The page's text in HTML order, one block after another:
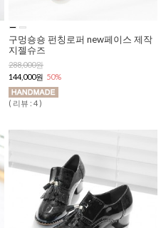
구멍숑숑 펀칭로퍼 new페이스 제작
지젤슈즈
288,000원
144,000원 50%
( 리뷰 : 4 )